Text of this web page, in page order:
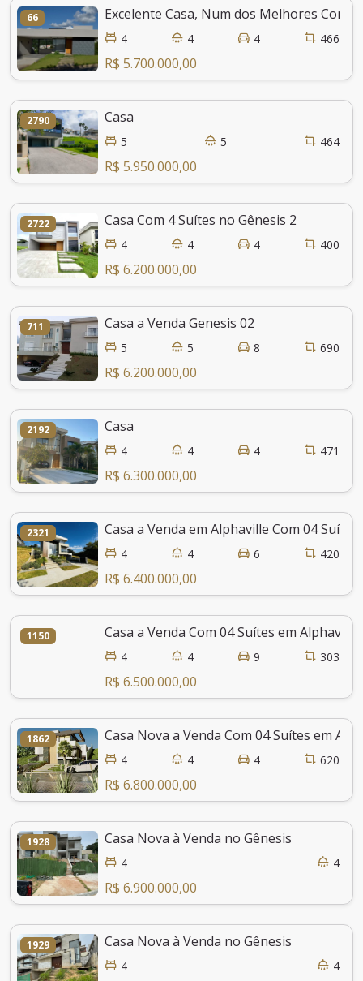
66 Excelente Casa, Num dos Melhores
4 4 4 466
R$ 5.700.000,00
2790 Casa
5 5 464
R$ 5.950.000,00
2722 Casa Com 4 Suítes no Gênesis 2
4 4 4 400
R$ 6.200.000,00
711 Casa a Venda Genesis 02
5 5 8 690
R$ 6.200.000,00
2192 Casa
4 4 4 471
R$ 6.300.000,00
2321 Casa a Venda em Alphaville Com 04 Suítes
4 4 6 420
R$ 6.400.000,00
1150 Casa a Venda Com 04 Suítes em Alphaville
4 4 9 303
R$ 6.500.000,00
1862 Casa Nova a Venda Com 04 Suítes em
4 4 4 620
R$ 6.800.000,00
1928 Casa Nova à Venda no Gênesis
4 4
R$ 6.900.000,00
1929 Casa Nova à Venda no Gênesis
4 4